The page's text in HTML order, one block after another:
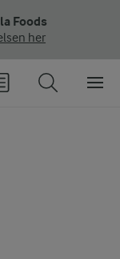
Foods
her